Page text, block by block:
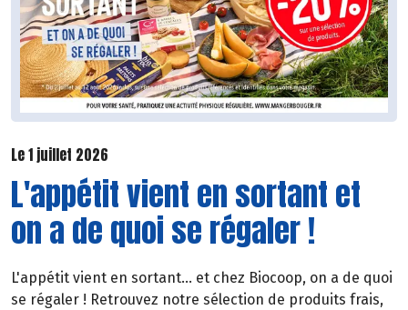
Le 1 juillet 2026
L'appétit vient en sortant et
on a de quoi se régaler !
L'appétit vient en sortant... et chez Biocoop, on a de quoi
se régaler ! Retrouvez notre sélection de produits frais,